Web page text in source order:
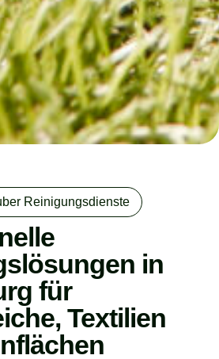
Reinigungsdienste
in
für
Textilien